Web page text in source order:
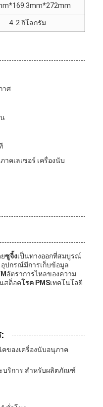
4. 2 กิโลกรัม
าศ
าคเลเซอร์ เครื่องนับ
ซูจิ้งเป็นทางออกที่สมบูรณ์
อุปกรณ์มีการเก็บข้อมูล
อัตราการไหลของความ
สต็อคโรค PMSเทคโนโลยี
ของเครื่องนับอนุภาค
บริการ สําหรับผลิตภัณฑ์